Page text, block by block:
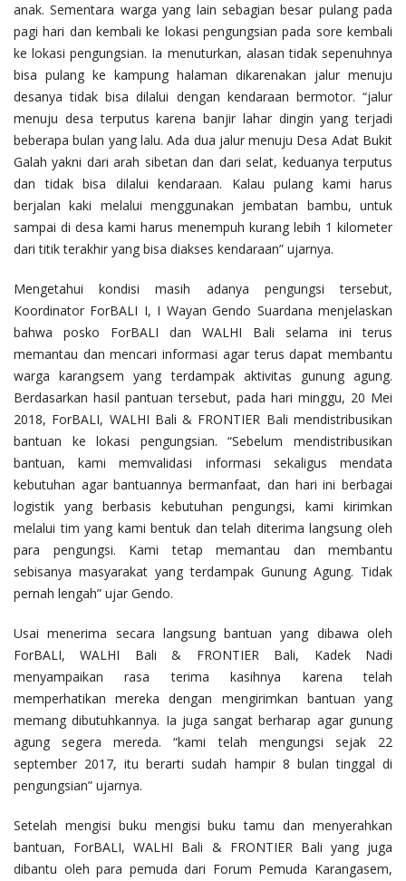
anak. Sementara warga yang lain sebagian besar pulang pada
pagi hari dan kembali ke lokasi pengungsian pada sore kembali
ke lokasi pengungsian. Ia menuturkan, alasan tidak sepenuhnya
bisa pulang ke kampung halaman dikarenakan jalur menuju
desanya tidak bisa dilalui dengan kendaraan bermotor. “jalur
menuju desa terputus karena banjir lahar dingin yang terjadi
beberapa bulan yang lalu. Ada dua jalur menuju Desa Adat Bukit
Galah yakni dari arah sibetan dan dari selat, keduanya terputus
dan tidak bisa dilalui kendaraan. Kalau pulang kami harus
berjalan kaki melalui menggunakan jembatan bambu, untuk
sampai di desa kami harus menempuh kurang lebih 1 kilometer
dari titik terakhir yang bisa diakses kendaraan” ujarnya.
Mengetahui kondisi masih adanya pengungsi tersebut,
Koordinator ForBALI I, I Wayan Gendo Suardana menjelaskan
bahwa posko ForBALI dan WALHI Bali selama ini terus
memantau dan mencari informasi agar terus dapat membantu
warga karangsem yang terdampak aktivitas gunung agung.
Berdasarkan hasil pantuan tersebut, pada hari minggu, 20 Mei
2018, ForBALI, WALHI Bali & FRONTIER Bali mendistribusikan
bantuan ke lokasi pengungsian. “Sebelum mendistribusikan
bantuan, kami memvalidasi informasi sekaligus mendata
kebutuhan agar bantuannya bermanfaat, dan hari ini berbagai
logistik yang berbasis kebutuhan pengungsi, kami kirimkan
melalui tim yang kami bentuk dan telah diterima langsung oleh
para pengungsi. Kami tetap memantau dan membantu
sebisanya masyarakat yang terdampak Gunung Agung. Tidak
pernah lengah” ujar Gendo.
Usai menerima secara langsung bantuan yang dibawa oleh
ForBALI, WALHI Bali & FRONTIER Bali, Kadek Nadi
menyampaikan rasa terima kasihnya karena telah
memperhatikan mereka dengan mengirimkan bantuan yang
memang dibutuhkannya. Ia juga sangat berharap agar gunung
agung segera mereda. “kami telah mengungsi sejak 22
september 2017, itu berarti sudah hampir 8 bulan tinggal di
pengungsian” ujarnya.
Setelah mengisi buku mengisi buku tamu dan menyerahkan
bantuan, ForBALI, WALHI Bali & FRONTIER Bali yang juga
dibantu oleh para pemuda dari Forum Pemuda Karangasem,